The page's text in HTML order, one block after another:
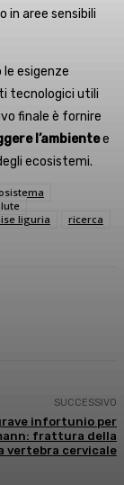
aree sensibili
le esigenze
tecnologici utili
finale è fornire
l’ambientee
ecosistemi.
liguria
ricerca
SUCCESSIVO
infortunio per
frattura della
vertebra cervicale